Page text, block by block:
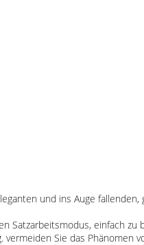
und ins Auge fallenden,
Satzarbeitsmodus, einfach zu
Sie das Phänomen